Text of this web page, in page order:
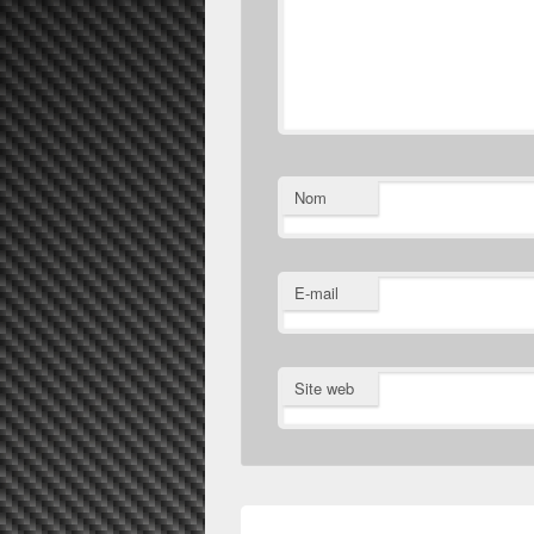
Nom
E-mail
Site web